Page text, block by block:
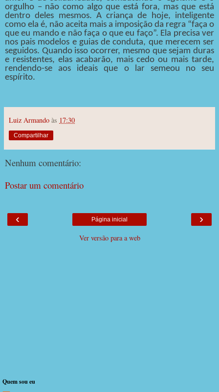
orgulho – não como algo que está fora, mas que está
dentro deles mesmos. A criança de hoje, inteligente
como ela é, não aceita mais a imposição da regra “faça o
que eu mando e não faça o que eu faço”. Ela precisa ver
nos pais modelos e guias de conduta, que merecem ser
seguidos. Quando isso ocorrer, mesmo que sejam duras
e resistentes, elas acabarão, mais cedo ou mais tarde,
rendendo-se aos ideais que o lar semeou no seu
espírito.
Luiz Armando às 17:30
Compartilhar
Nenhum comentário:
Postar um comentário
‹ ›
Página inicial
Ver versão para a web
Quem sou eu